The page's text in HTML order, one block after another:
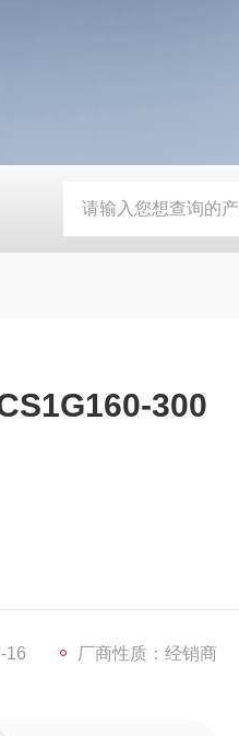
ZSEA-A *皮尔兹PILZ安
300
16 厂商性质：经销商